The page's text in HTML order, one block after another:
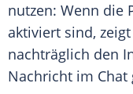
nutzen: Wenn die
aktiviert sind,
nachträglich den
Nachricht im